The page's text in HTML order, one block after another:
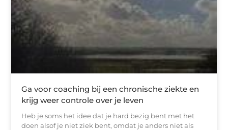
Ga voor coaching bij een chronische ziekte en
krijg weer controle over je leven
Heb je soms het idee dat je hard bezig bent met het
doen alsof je niet ziek bent, omdat je anders niet als